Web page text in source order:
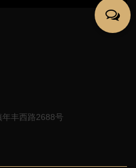
丰西路2688号